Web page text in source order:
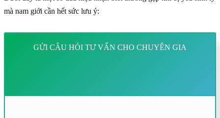
mà nam giới cần hết sức lưu ý:
GỬI CÂU HỎI TƯ VẤN CHO CHUYÊN GIA